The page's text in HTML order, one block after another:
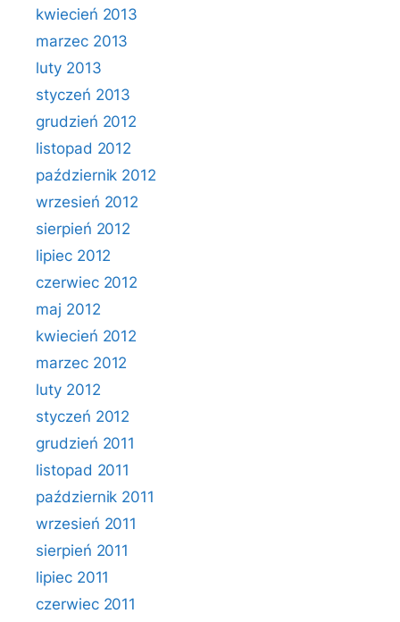
kwiecień 2013
marzec 2013
luty 2013
styczeń 2013
grudzień 2012
listopad 2012
październik 2012
wrzesień 2012
sierpień 2012
lipiec 2012
czerwiec 2012
maj 2012
kwiecień 2012
marzec 2012
luty 2012
styczeń 2012
grudzień 2011
listopad 2011
październik 2011
wrzesień 2011
sierpień 2011
lipiec 2011
czerwiec 2011